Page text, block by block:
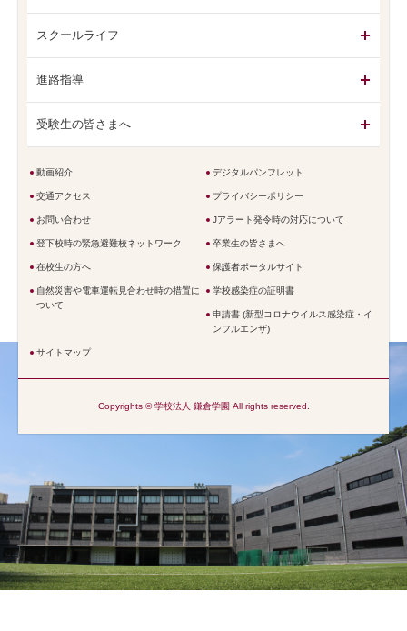
スクールライフ
進路指導
受験生の皆さまへ
動画紹介 デジタルパンフレット
交通アクセス プライバシーポリシー
お問い合わせ Jアラート発令時の対応について
登下校時の緊急避難校ネットワーク 卒業生の皆さまへ
在校生の方へ 保護者ポータルサイト
自然災害や電車運転見合わせ時の措置に
ついて
学校感染症の証明書
申請書 (新型コロナウイルス感染症・イ
ンフルエンザ)
サイトマップ
Copyrights © 学校法人 鎌倉学園 All rights reserved.